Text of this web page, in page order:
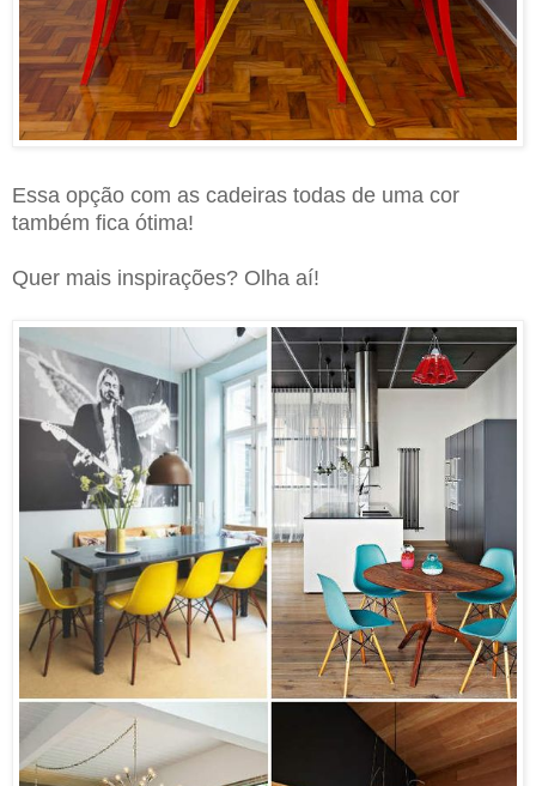
Essa opção com as cadeiras todas de uma cor
também fica ótima!
Quer mais inspirações? Olha aí!